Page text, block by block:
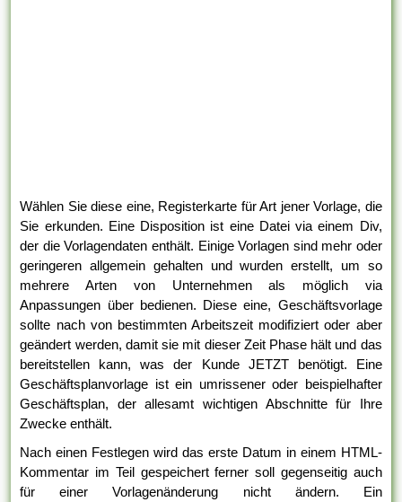
Wählen Sie diese eine, Registerkarte für Art jener Vorlage, die
Sie erkunden. Eine Disposition ist eine Datei via einem Div,
der die Vorlagendaten enthält. Einige Vorlagen sind mehr oder
geringeren allgemein gehalten und wurden erstellt, um so
mehrere Arten von Unternehmen als möglich via
Anpassungen über bedienen. Diese eine, Geschäftsvorlage
sollte nach von bestimmten Arbeitszeit modifiziert oder aber
geändert werden, damit sie mit dieser Zeit Phase hält und das
bereitstellen kann, was der Kunde JETZT benötigt. Eine
Geschäftsplanvorlage ist ein umrissener oder beispielhafter
Geschäftsplan, der allesamt wichtigen Abschnitte für Ihre
Zwecke enthält.
Nach einen Festlegen wird das erste Datum in einem HTML-
Kommentar im Teil gespeichert ferner soll gegenseitig auch
für einer Vorlagenänderung nicht ändern. Ein